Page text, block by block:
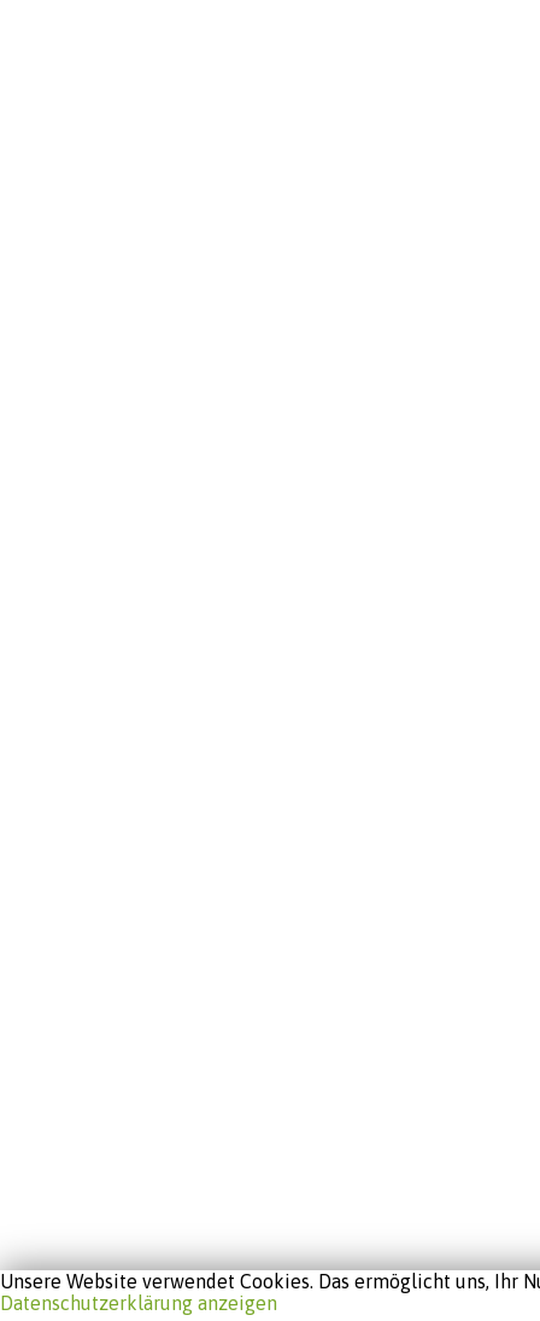
Unsere Website verwendet Cookies. Das ermöglicht uns,
Datenschutzerklärung anzeigen